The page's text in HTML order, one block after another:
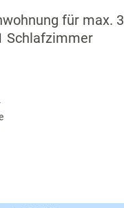
für max. 3
Schlafzimmer